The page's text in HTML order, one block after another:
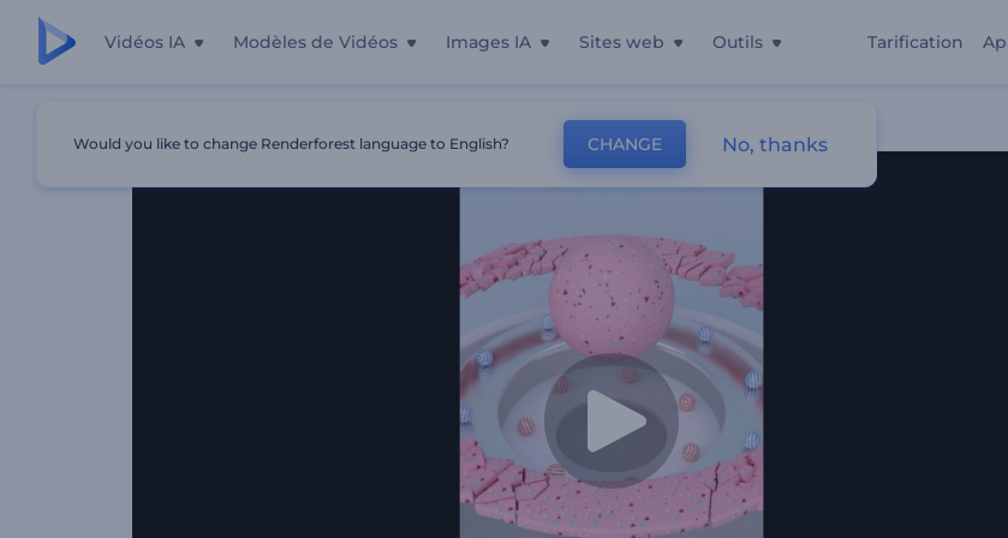
Vidéos IA Modèles de Vidéos Images IA Sites web Outils Tarification
Would you like to change Renderforest language to English? CHANGE No, thanks